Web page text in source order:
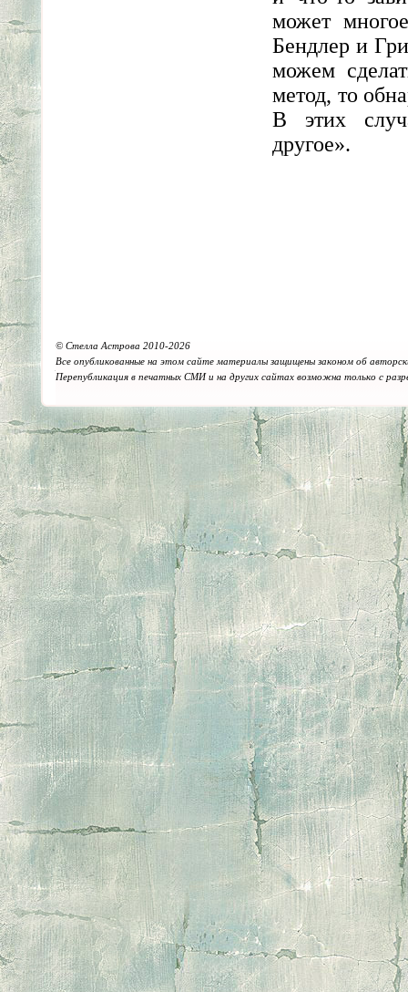
может
Бендлер и
можем
метод, то
В этих
другое».
© Стелла Астрова 2010-2026
Все опубликованные на этом сайте материалы защищены законом об
Перепубликация в печатных СМИ и на других сайтах возможна только с